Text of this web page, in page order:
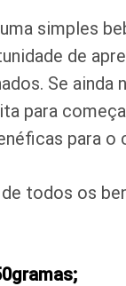
simples
de
Se ainda
para
para o
todos os